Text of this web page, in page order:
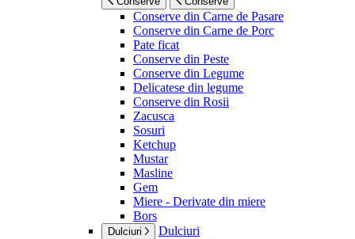
Conserve din Carne de Pasare
Conserve din Carne de Porc
Pate ficat
Conserve din Peste
Conserve din Legume
Delicatese din legume
Conserve din Rosii
Zacusca
Sosuri
Ketchup
Mustar
Masline
Gem
Miere - Derivate din miere
Bors
Dulciuri Dulciuri